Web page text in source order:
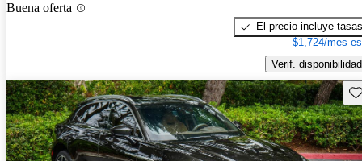
Buena oferta
El precio incluye tasas
$1,724/mes
Verif. disponibilidad